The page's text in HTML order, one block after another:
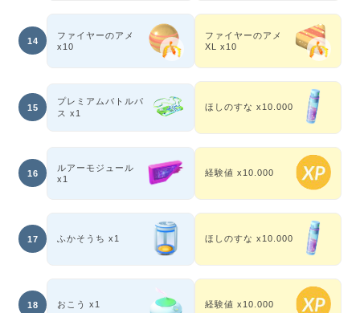
14
ファイヤーのアメ
x10
ファイヤーのアメ
XL x10
15
プレミアムバトルパ
ス x1
ほしのすな x10.000
16
ルアーモジュール
x1
経験値 x10.000
17 ふかそうち x1 ほしのすな x10.000
18 おこう x1 経験値 x10.000